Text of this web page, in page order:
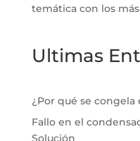
temática con los
Ultimas
¿Por qué se
Fallo en el
Solución